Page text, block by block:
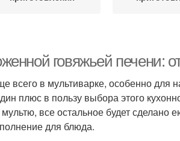
говяжьей печени:
всего в мультиварке, особенно
плюс в пользу выбора этого
все остальное будет сделано
для блюда.